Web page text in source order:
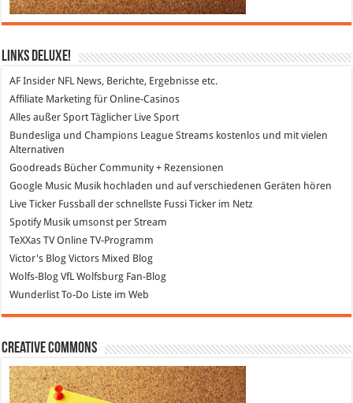
Links DeLuXe!
AF Insider NFL News, Berichte, Ergebnisse etc.
Affiliate Marketing für Online-Casinos
Alles außer SportTäglicher Live Sport
Bundesliga und Champions League Streams kostenlos und mit vielen
Alternativen
Goodreads Bücher Community + Rezensionen
Google Music Musik hochladen und auf verschiedenen Geräten hören
Live Ticker Fussball
der schnellste Fussi Ticker im Netz
SpotifyMusik umsonst per Stream
TeXXas TVOnline TV-Programm
Victor's Blog Victors Mixed Blog
Wolfs-Blog VfL Wolfsburg Fan-Blog
WunderlistTo-Do Liste im Web
Creative Commons